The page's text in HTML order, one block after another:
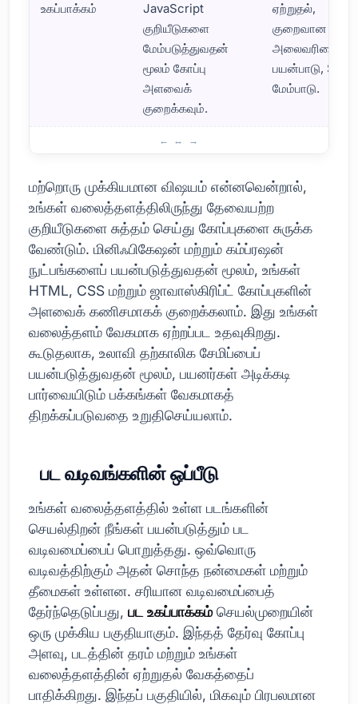
உகப்பாக்கம்
JavaScript
குறியீடுகளை
மேம்படுத்துவதன்
மூலம் கோப்பு
அளவைக்
குறைக்கவும்.
ஏற்றுதல்,
குறைவான
அலைவரிசை
பயன்பாடு, SEO
மேம்பாடு.
மற்றொரு முக்கியமான விஷயம் என்னவென்றால்,
உங்கள் வலைத்தளத்திலிருந்து தேவையற்ற
குறியீடுகளை சுத்தம் செய்து கோப்புகளை சுருக்க
வேண்டும். மினிஃபிகேஷன் மற்றும் கம்ப்ரஷன்
நுட்பங்களைப் பயன்படுத்துவதன் மூலம், உங்கள்
HTML, CSS மற்றும் ஜாவாஸ்கிரிப்ட் கோப்புகளின்
அளவைக் கணிசமாகக் குறைக்கலாம். இது உங்கள்
வலைத்தளம் வேகமாக ஏற்றப்பட உதவுகிறது.
கூடுதலாக, உலாவி தற்காலிக சேமிப்பைப்
பயன்படுத்துவதன் மூலம், பயனர்கள் அடிக்கடி
பார்வையிடும் பக்கங்கள் வேகமாகத்
திறக்கப்படுவதை உறுதிசெய்யலாம்.
பட வடிவங்களின் ஒப்பீடு
உங்கள் வலைத்தளத்தில் உள்ள படங்களின்
செயல்திறன் நீங்கள் பயன்படுத்தும் பட
வடிவமைப்பைப் பொறுத்தது. ஒவ்வொரு
வடிவத்திற்கும் அதன் சொந்த நன்மைகள் மற்றும்
தீமைகள் உள்ளன. சரியான வடிவமைப்பைத்
தேர்ந்தெடுப்பது, பட உகப்பாக்கம்செயல்முறையின்
ஒரு முக்கிய பகுதியாகும். இந்தத் தேர்வு கோப்பு
அளவு, படத்தின் தரம் மற்றும் உங்கள்
வலைத்தளத்தின் ஏற்றுதல் வேகத்தைப்
பாதிக்கிறது. இந்தப் பகுதியில், மிகவும் பிரபலமான